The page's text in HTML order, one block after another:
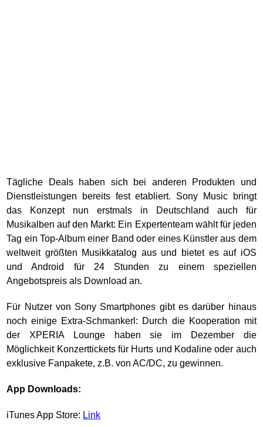
Tägliche Deals haben sich bei anderen Produkten und
Dienstleistungen bereits fest etabliert. Sony Music bringt
das Konzept nun erstmals in Deutschland auch für
Musikalben auf den Markt: Ein Expertenteam wählt für jeden
Tag ein Top-Album einer Band oder eines Künstler aus dem
weltweit größten Musikkatalog aus und bietet es auf iOS
und Android für 24 Stunden zu einem speziellen
Für Nutzer von Sony Smartphones gibt es darüber hinaus
noch einige Extra-Schmankerl: Durch die Kooperation mit
der XPERIA Lounge haben sie im Dezember die
Möglichkeit Konzerttickets für Hurts und Kodaline oder auch